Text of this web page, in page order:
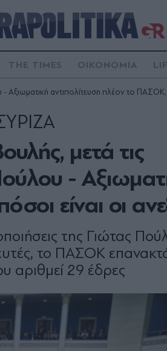
THE TIMES ΟΙΚΟΝΟΜΙΑ
Αξιωματική αντιπολίτευση πλέον το ΠΑΣΟΚ,
μετά τις
-
είναι οι
της Γιώτας
το ΠΑΣΟΚ
αριθμεί 29 έδρες